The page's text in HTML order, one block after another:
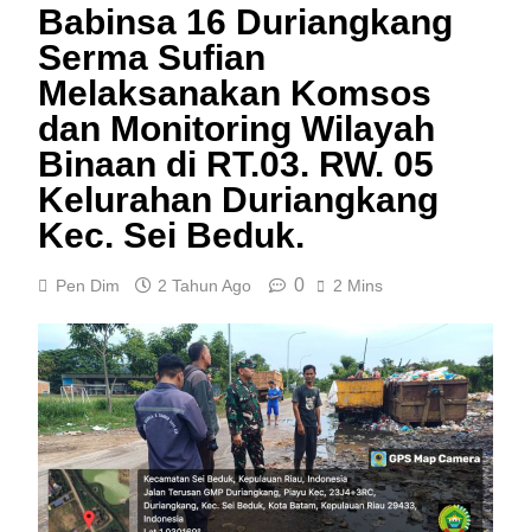
Babinsa 16 Duriangkang
Serma Sufian
Melaksanakan Komsos
dan Monitoring Wilayah
Binaan di RT.03. RW. 05
Kelurahan Duriangkang
Kec. Sei Beduk.
Pen Dim 2 Tahun Ago 0 2 Mins